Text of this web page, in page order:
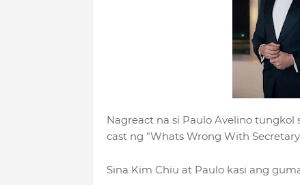
Nagreact na si Paulo Avelino tungkol
cast ng "Whats Wrong With
Sina Kim Chiu at Paulo kasi ang